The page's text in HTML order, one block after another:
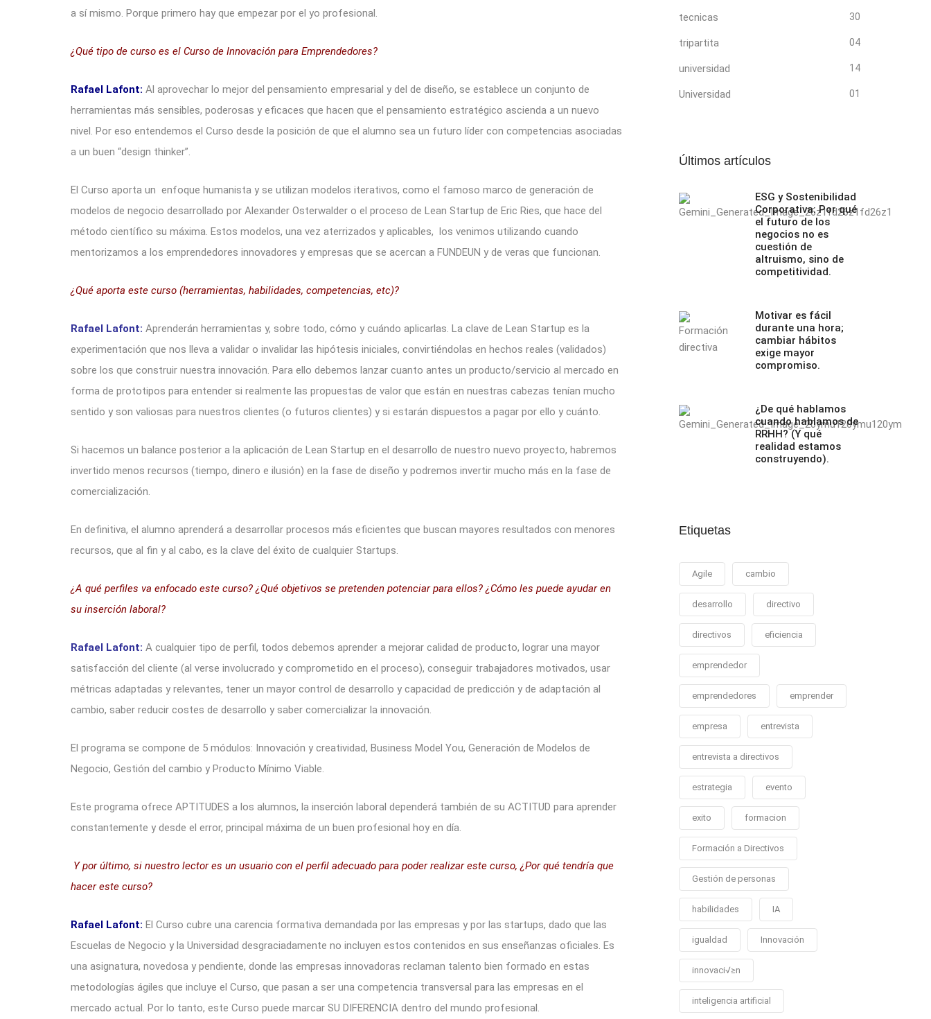
a sí mismo. Porque primero hay que empezar por el yo profesional.
¿Qué tipo de curso es el Curso de Innovación para Emprendedores?
Rafael Lafont: Al aprovechar lo mejor del pensamiento empresarial y del de diseño, se establece un conjunto de
herramientas más sensibles, poderosas y eficaces que hacen que el pensamiento estratégico ascienda a un nuevo
nivel. Por eso entendemos el Curso desde la posición de que el alumno sea un futuro líder con competencias asociadas
a un buen “design thinker”.
El Curso aporta un enfoque humanista y se utilizan modelos iterativos, como el famoso marco de generación de
modelos de negocio desarrollado por Alexander Osterwalder o el proceso de Lean Startup de Eric Ries, que hace del
método científico su máxima. Estos modelos, una vez aterrizados y aplicables, los venimos utilizando cuando
mentorizamos a los emprendedores innovadores y empresas que se acercan a FUNDEUN y de veras que funcionan.
¿Qué aporta este curso (herramientas, habilidades, competencias, etc)?
Rafael Lafont: Aprenderán herramientas y, sobre todo, cómo y cuándo aplicarlas. La clave de Lean Startup es la
experimentación que nos lleva a validar o invalidar las hipótesis iniciales, convirtiéndolas en hechos reales (validados)
sobre los que construir nuestra innovación. Para ello debemos lanzar cuanto antes un producto/servicio al mercado en
forma de prototipos para entender si realmente las propuestas de valor que están en nuestras cabezas tenían mucho
sentido y son valiosas para nuestros clientes (o futuros clientes) y si estarán dispuestos a pagar por ello y cuánto.
Si hacemos un balance posterior a la aplicación de Lean Startup en el desarrollo de nuestro nuevo proyecto, habremos
invertido menos recursos (tiempo, dinero e ilusión) en la fase de diseño y podremos invertir mucho más en la fase de
comercialización.
En definitiva, el alumno aprenderá a desarrollar procesos más eficientes que buscan mayores resultados con menores
recursos, que al fin y al cabo, es la clave del éxito de cualquier Startups.
¿A qué perfiles va enfocado este curso? ¿Qué objetivos se pretenden potenciar para ellos? ¿Cómo les puede ayudar en
su inserción laboral?
Rafael Lafont: A cualquier tipo de perfil, todos debemos aprender a mejorar calidad de producto, lograr una mayor
satisfacción del cliente (al verse involucrado y comprometido en el proceso), conseguir trabajadores motivados, usar
métricas adaptadas y relevantes, tener un mayor control de desarrollo y capacidad de predicción y de adaptación al
cambio, saber reducir costes de desarrollo y saber comercializar la innovación.
El programa se compone de 5 módulos: Innovación y creatividad, Business Model You, Generación de Modelos de
Negocio, Gestión del cambio y Producto Mínimo Viable.
Este programa ofrece APTITUDES a los alumnos, la inserción laboral dependerá también de su ACTITUD para aprender
constantemente y desde el error, principal máxima de un buen profesional hoy en día.
Y por último, si nuestro lector es un usuario con el perfil adecuado para poder realizar este curso, ¿Por qué tendría que
hacer este curso?
Rafael Lafont: El Curso cubre una carencia formativa demandada por las empresas y por las startups, dado que las
Escuelas de Negocio y la Universidad desgraciadamente no incluyen estos contenidos en sus enseñanzas oficiales. Es
una asignatura, novedosa y pendiente, donde las empresas innovadoras reclaman talento bien formado en estas
metodologías ágiles que incluye el Curso, que pasan a ser una competencia transversal para las empresas en el
mercado actual. Por lo tanto, este Curso puede marcar SU DIFERENCIA dentro del mundo profesional.
tecnicas 30
tripartita 04
universidad 14
Universidad 01
Últimos artículos
ESG y Sostenibilidad
Corporativa: Por qué
el futuro de los
negocios no es
cuestión de
altruismo, sino de
competitividad.
Motivar es fácil
durante una hora;
cambiar hábitos
exige mayor
compromiso.
¿De qué hablamos
cuando hablamos de
RRHH? (Y qué
realidad estamos
construyendo).
Etiquetas
Agile cambio
desarrollo directivo
directivos eficiencia
emprendedor
emprendedores emprender
empresa entrevista
entrevista a directivos
estrategia evento
exito formacion
Formación a Directivos
Gestión de personas
habilidades IA
igualdad Innovación
innovaci√≥n
inteligencia artificial